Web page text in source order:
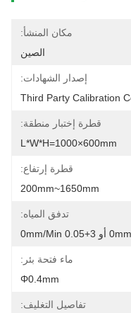
مكان المنشأ:
الصين
إصدار الشهادات:
Third Party Calibration
قطرة إختبار منطقة:
L*W*H=1000×600mm
قطرة إرتفاع:
200mm~1650mm
تدفق المياه:
ماء فتحة بئر:
Φ0.4mm
تفاصيل التغليف: